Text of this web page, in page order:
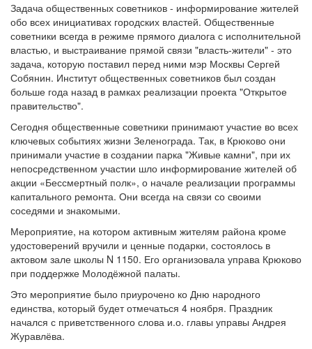
Задача общественных советников - информирование жителей
обо всех инициативах городских властей. Общественные
советники всегда в режиме прямого диалога с исполнительной
властью, и выстраивание прямой связи "власть-жители" - это
задача, которую поставил перед ними мэр Москвы Сергей
Собянин. Институт общественных советников был создан
больше года назад в рамках реализации проекта "Открытое
правительство".
Сегодня общественные советники принимают участие во всех
ключевых событиях жизни Зеленограда. Так, в Крюково они
принимали участие в создании парка "Живые камни", при их
непосредственном участии шло информирование жителей об
акции «Бессмертный полк», о начале реализации программы
капитального ремонта. Они всегда на связи со своими
соседями и знакомыми.
Мероприятие, на котором активным жителям района кроме
удостоверений вручили и ценные подарки, состоялось в
актовом зале школы N 1150. Его организовала управа Крюково
при поддержке Молодёжной палаты.
Это мероприятие было приурочено ко Дню народного
единства, который будет отмечаться 4 ноября. Праздник
начался с приветственного слова и.о. главы управы Андрея
Журавлёва.